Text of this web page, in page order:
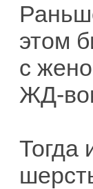
этом
с
ЖД-
Тогда